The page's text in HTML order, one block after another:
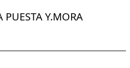
PUESTA Y.MORA